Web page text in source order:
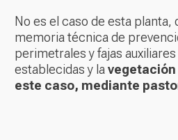
No es el caso de esta planta,
memoria técnica de
perimetrales y fajas
establecidas y la
este caso, mediante